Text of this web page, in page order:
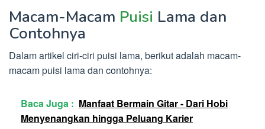
Macam-Macam Puisi Lama dan
Contohnya
Dalam artikel ciri-ciri puisi lama, berikut adalah macam-
macam puisi lama dan contohnya:
Baca Juga : Manfaat Bermain Gitar - Dari Hobi
Menyenangkan hingga Peluang Karier